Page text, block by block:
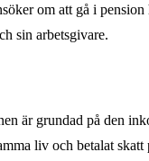
om att gå i pension
sin arbetsgivare.
är grundad på den
liv och betalat